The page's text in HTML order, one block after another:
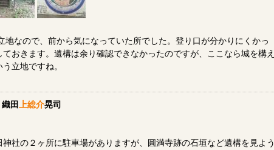
地なので、前から気になっていた所でした。登り口が分かりにくかっ
ておきます。遺構は余り確認できなかったのですが、ここなら城を構え
立地ですね。
田 上総介晃司
神社の２ヶ所に駐車場がありますが、圓満寺跡の石垣など遺構を見よう